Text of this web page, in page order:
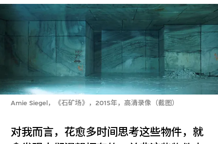
Amie Siegel，《石矿场》，2015年，高清录像（截图）
对我而言，花愈多时间思考这些物件，就